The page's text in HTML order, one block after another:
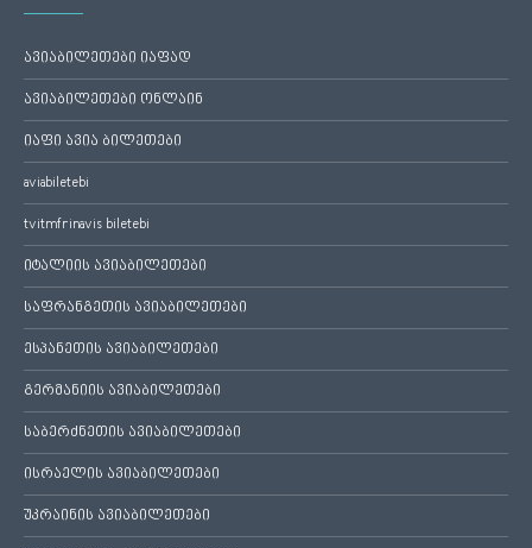
ავიაბილეთები იაფად
ავიაბილეთები ონლაინ
იაფი ავია ბილეთები
aviabiletebi
tvitmfrinavis biletebi
იტალიის ავიაბილეთები
საფრანგეთის ავიაბილეთები
ესპანეთის ავიაბილეთები
გერმანიის ავიაბილეთები
საბერძნეთის ავიაბილეთები
ისრაელის ავიაბილეთები
უკრაინის ავიაბილეთები